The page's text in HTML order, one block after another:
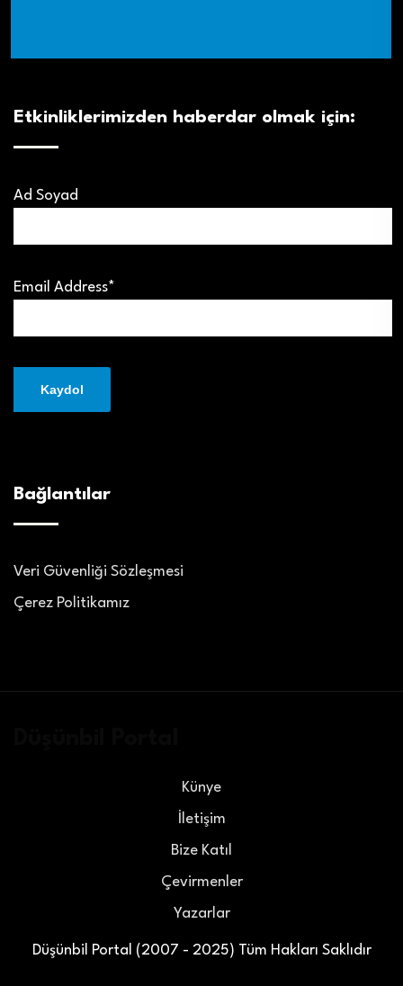
Etkinliklerimizden haberdar olmak için:
Ad Soyad
Email Address*
Bağlantılar
Veri Güvenliği Sözleşmesi
Çerez Politikamız
Düşünbil Portal (2007 - 2025) Tüm Hakları Saklıdır
Künye
İletişim
Bize Katıl
Çevirmenler
Yazarlar